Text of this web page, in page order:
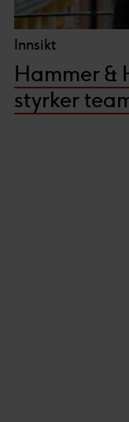
Innsikt
Hammer &
styrker